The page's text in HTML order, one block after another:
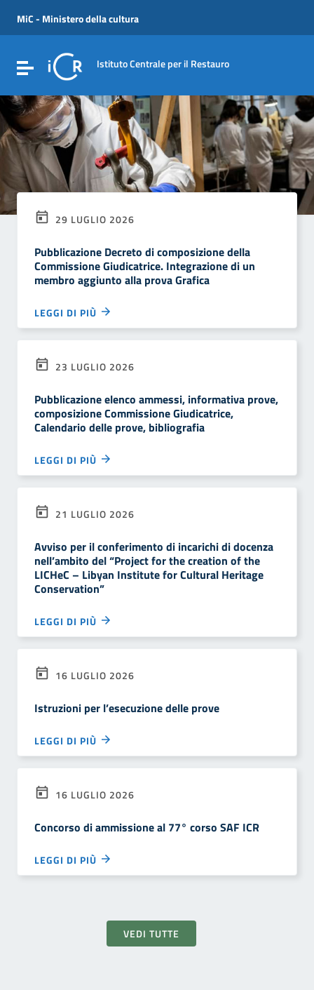
Vai al menu di navigazione
Vai al footer
MiC - Ministero della cultura
Attiva / disattiva la navigazione
Istituto Centrale per il Restauro
29 LUGLIO 2026
Pubblicazione Decreto di composizione della
Commissione Giudicatrice. Integrazione di un
membro aggiunto alla prova Grafica
LEGGI DI PIÙ
23 LUGLIO 2026
Pubblicazione elenco ammessi, informativa prove,
composizione Commissione Giudicatrice,
Calendario delle prove, bibliografia
LEGGI DI PIÙ
21 LUGLIO 2026
Avviso per il conferimento di incarichi di docenza
nell’ambito del “Project for the creation of the
LICHeC – Libyan Institute for Cultural Heritage
Conservation”
LEGGI DI PIÙ
16 LUGLIO 2026
Istruzioni per l’esecuzione delle prove
LEGGI DI PIÙ
16 LUGLIO 2026
Concorso di ammissione al 77° corso SAF ICR
LEGGI DI PIÙ
VEDI TUTTE